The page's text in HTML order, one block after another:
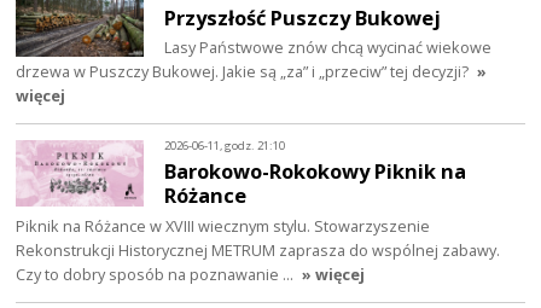
Przyszłość Puszczy Bukowej
Lasy Państwowe znów chcą wycinać wiekowe
drzewa w Puszczy Bukowej. Jakie są „za” i „przeciw” tej decyzji? »
więcej
2026-06-11, godz. 21:10
Barokowo-Rokokowy Piknik na
Różance
Piknik na Różance w XVIII wiecznym stylu. Stowarzyszenie
Rekonstrukcji Historycznej METRUM zaprasza do wspólnej zabawy.
Czy to dobry sposób na poznawanie … » więcej